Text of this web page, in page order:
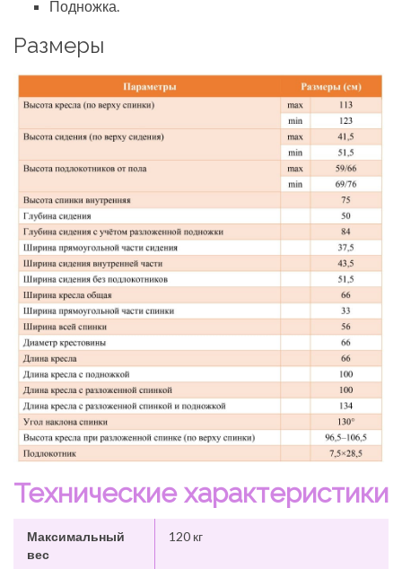
Подножка.
Размеры
Технические характеристики
Максимальный
вес
120 кг